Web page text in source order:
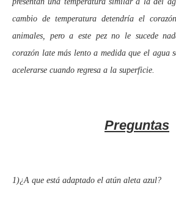
cambio de temperatura detendría el
animales, pero a este pez no le sucede
corazón late más lento a medida que el agua
acelerarse cuando regresa a la superficie.
Preguntas
1)¿A que está adaptado el atún aleta azul?